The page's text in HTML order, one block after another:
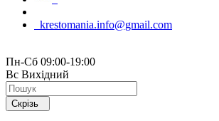
krestomania.info@gmail.com
Пн-Сб 09:00-19:00
Вс Вихідний
Скрізь